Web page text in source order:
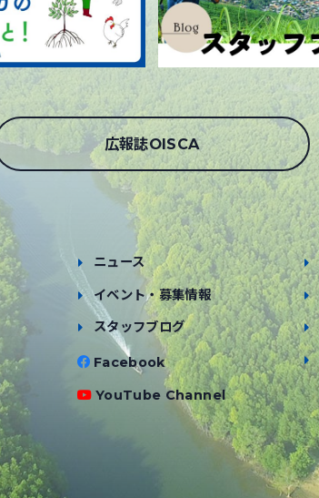
広報誌OISCA
ニュース
イベント・募集情報
スタッフブログ
Facebook
YouTube Channel